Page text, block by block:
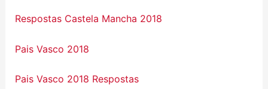
Respostas Castela Mancha 2018
Pais Vasco 2018
Pais Vasco 2018 Respostas